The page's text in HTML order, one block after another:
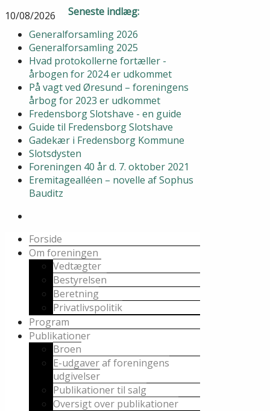
10/08/2026
Seneste indlæg:
Generalforsamling 2026
Generalforsamling 2025
Hvad protokollerne fortæller -
årbogen for 2024 er udkommet
På vagt ved Øresund – foreningens
årbog for 2023 er udkommet
Fredensborg Slotshave - en guide
Guide til Fredensborg Slotshave
Gadekær i Fredensborg Kommune
Slotsdysten
Foreningen 40 år d. 7. oktober 2021
Eremitagealléen – novelle af Sophus
Bauditz
Forside
Om foreningen
Vedtægter
Bestyrelsen
Beretning
Privatlivspolitik
Program
Publikationer
Broen
E-udgaver af foreningens
udgivelser
Publikationer til salg
Oversigt over publikationer